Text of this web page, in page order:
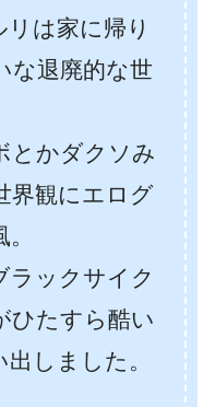
は家に帰り
な退廃的な世
とかダクソみ
界観にエログ
ラックサイク
ひたすら酷い
しました。